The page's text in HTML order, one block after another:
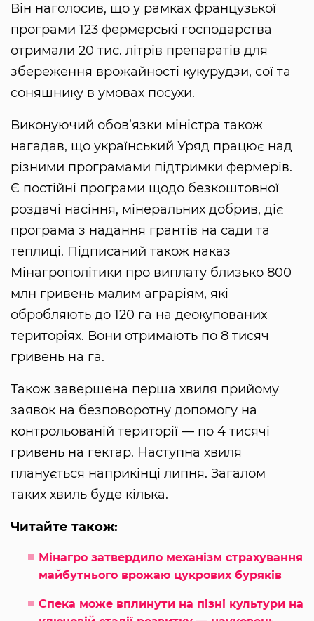
Він наголосив, що у рамках французької
програми 123 фермерські господарства
отримали 20 тис. літрів препаратів для
збереження врожайності кукурудзи, сої та
соняшнику в умовах посухи.
Виконуючий обов’язки міністра також
нагадав, що український Уряд працює над
різними програмами підтримки фермерів.
Є постійні програми щодо безкоштовної
роздачі насіння, мінеральних добрив, діє
програма з надання грантів на сади та
теплиці. Підписаний також наказ
Мінагрополітики про виплату близько 800
млн гривень малим аграріям, які
обробляють до 120 га на деокупованих
територіях. Вони отримають по 8 тисяч
гривень на га.
Також завершена перша хвиля прийому
заявок на безповоротну допомогу на
контрольованій території — по 4 тисячі
гривень на гектар. Наступна хвиля
планується наприкінці липня. Загалом
таких хвиль буде кілька.
Читайте також:
Мінагро затвердило механізм страхування
майбутнього врожаю цукрових буряків
Спека може вплинути на пізні культури на